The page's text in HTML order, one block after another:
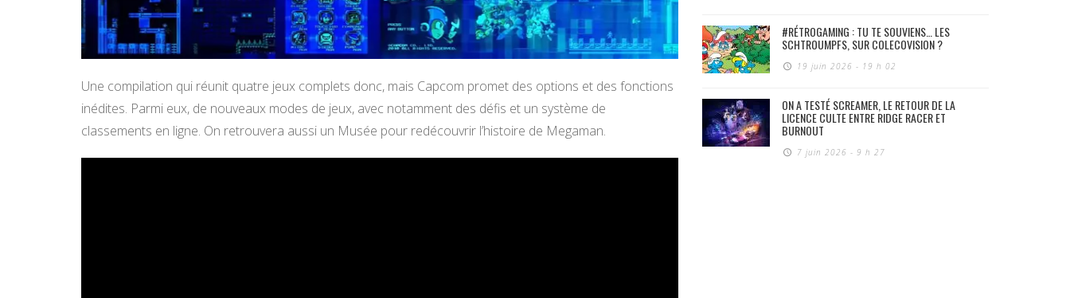
Une compilation qui réunit quatre jeux complets donc, mais Capcom promet des options et des fonctions
inédites. Parmi eux, de nouveaux modes de jeux, avec notamment des défis et un système de
classements en ligne. On retrouvera aussi un Musée pour redécouvrir l’histoire de Megaman.
#RÉTROGAMING : TU TE SOUVIENS… LES
SCHTROUMPFS, SUR COLECOVISION ?
19 juin 2026 - 19 h 02
ON A TESTÉ SCREAMER, LE RETOUR DE LA
LICENCE CULTE ENTRE RIDGE RACER ET
BURNOUT
7 juin 2026 - 9 h 27